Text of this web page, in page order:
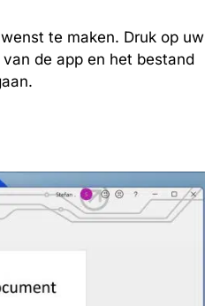
te maken. Druk op uw
de app en het bestand